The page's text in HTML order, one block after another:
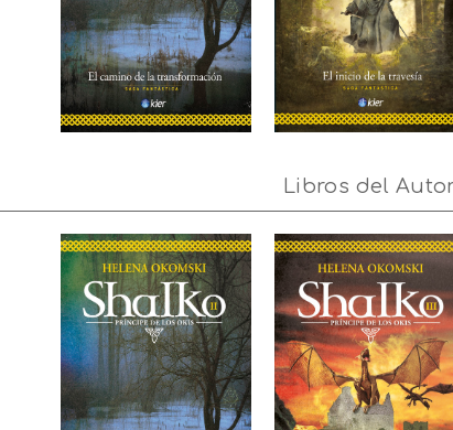
Libros del